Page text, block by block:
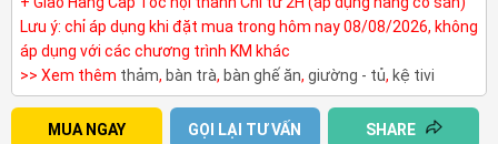
Lưu ý: chỉ áp dụng khi đặt mua trong hôm nay 08/08/2026, không
áp dụng với các chương trình KM khác
>> Xem thêm thảm, bàn trà, bàn ghế ăn, giường - tủ, kệ tivi
MUA NGAY GỌI LẠI TƯ VẤN SHARE